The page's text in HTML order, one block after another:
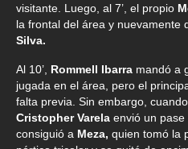
visitante. Luego, al 7’, el propio
la frontal del área y nuevamente
Silva.
Al 10’, Rommell Ibarra mandó a
jugada en el área, pero el
falta previa. Sin embargo,
Cristopher Varela envió un
consiguió a Meza, quien tomó la